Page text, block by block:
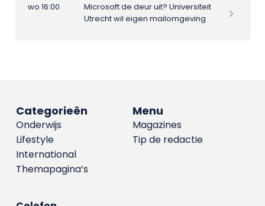
wo 16:00
Microsoft de deur uit? Universiteit
Utrecht wil eigen mailomgeving
Menu
Magazines
Tip de redactie
Categorieën
Onderwijs
Lifestyle
International
Themapagina’s